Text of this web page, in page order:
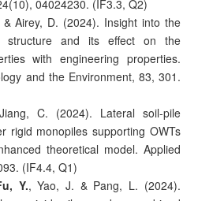
04024230. (IF3.3, Q2)
Airey, D. (2024). Insight into the
structure and its effect on the
with engineering properties.
and the Environment, 83, 301.
C. (2024). Lateral soil-pile
rigid monopiles supporting OWTs
theoretical model. Applied
(IF4.4, Q1)
Y., Yao, J. & Pang, L. (2024).